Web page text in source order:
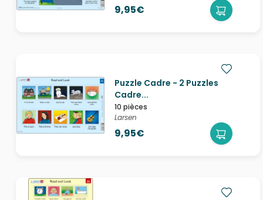
9,95€
Puzzle Cadre - 2 Puzzles
Cadre...
10 pièces
Larsen
9,95€